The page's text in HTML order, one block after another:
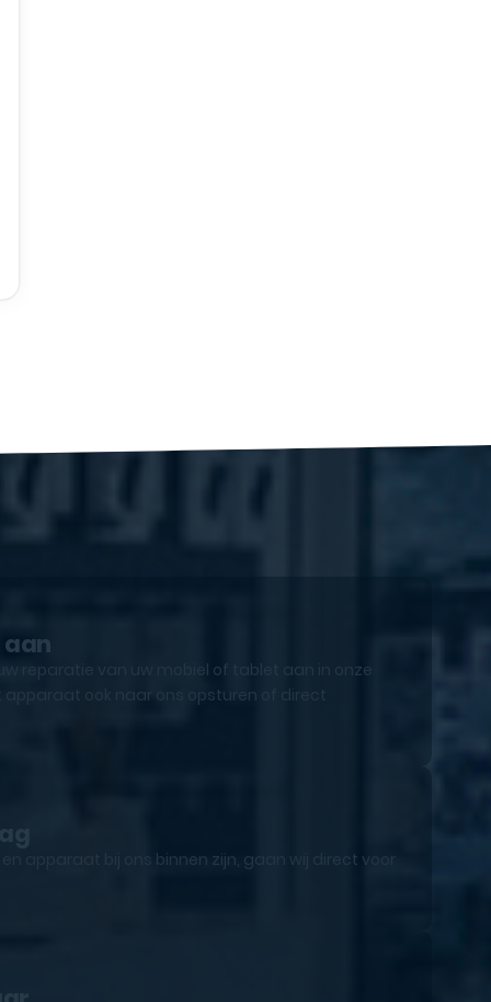
reparatie van uw mobiel of tablet aan in onze
ook naar ons opsturen of direct
apparaat bij ons binnen zijn, gaan wij direct voor